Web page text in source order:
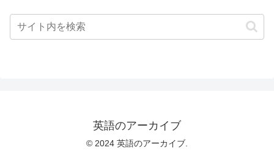
英語のアーカイブ
© 2024 英語のアーカイブ.